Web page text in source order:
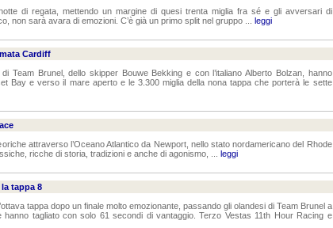
di regata, mettendo un margine di quesi trenta miglia fra sé e gli avversari di
non sarà avara di emozioni. C’è già un primo split nel gruppo ... leggi
Cardiff
Team Brunel, dello skipper Bouwe Bekking e con l’italiano Alberto Bolzan, hanno
Bay e verso il mare aperto e le 3.300 miglia della nona tappa che porterà le sette
attraverso l’Oceano Atlantico da Newport, nello stato nordamericano del Rhode
ricche di storia, tradizioni e anche di agonismo, ... leggi
tappa 8
tappa dopo un finale molto emozionante, passando gli olandesi di Team Brunel a
tagliato con solo 61 secondi di vantaggio. Terzo Vestas 11th Hour Racing e